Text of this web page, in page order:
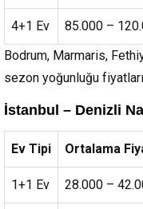
4+1 Ev
85.000 –
Bodrum, Marmaris,
sezon yoğunluğu
İstanbul – Denizli
Ev Tipi Ortalama
1+1 Ev 28.000 –